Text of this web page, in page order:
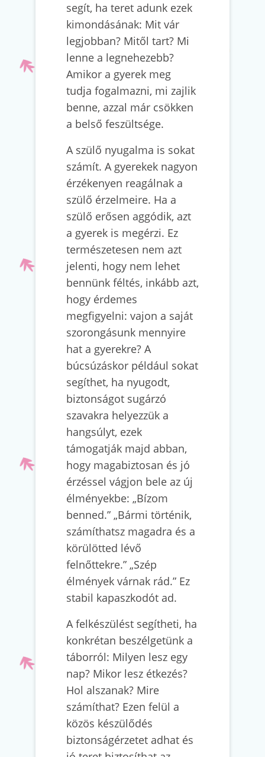
segít, ha teret adunk ezek
kimondásának: Mit vár
legjobban? Mitől tart? Mi
lenne a legnehezebb?
Amikor a gyerek meg
tudja fogalmazni, mi zajlik
benne, azzal már csökken
a belső feszültsége.
A szülő nyugalma is sokat
számít. A gyerekek nagyon
érzékenyen reagálnak a
szülő érzelmeire. Ha a
szülő erősen aggódik, azt
a gyerek is megérzi. Ez
természetesen nem azt
jelenti, hogy nem lehet
bennünk féltés, inkább azt,
hogy érdemes
megfigyelni: vajon a saját
szorongásunk mennyire
hat a gyerekre? A
búcsúzáskor például sokat
segíthet, ha nyugodt,
biztonságot sugárzó
szavakra helyezzük a
hangsúlyt, ezek
támogatják majd abban,
hogy magabiztosan és jó
érzéssel vágjon bele az új
élményekbe: „Bízom
benned.” „Bármi történik,
számíthatsz magadra és a
körülötted lévő
felnőttekre.” „Szép
élmények várnak rád.” Ez
stabil kapaszkodót ad.
A felkészülést segítheti, ha
konkrétan beszélgetünk a
táborról: Milyen lesz egy
nap? Mikor lesz étkezés?
Hol alszanak? Mire
számíthat? Ezen felül a
közös készülődés
biztonságérzetet adhat és